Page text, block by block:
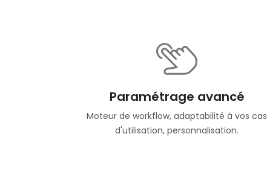
Paramétrage avancé
Moteur de workflow, adaptabilité à vos cas
d'utilisation, personnalisation.